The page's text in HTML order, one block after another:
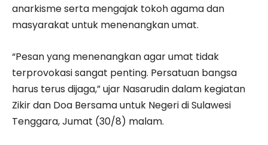
anarkisme serta mengajak tokoh agama dan
masyarakat untuk menenangkan umat.
“Pesan yang menenangkan agar umat tidak
terprovokasi sangat penting. Persatuan bangsa
harus terus dijaga,” ujar Nasarudin dalam kegiatan
Zikir dan Doa Bersama untuk Negeri di Sulawesi
Tenggara, Jumat (30/8) malam.